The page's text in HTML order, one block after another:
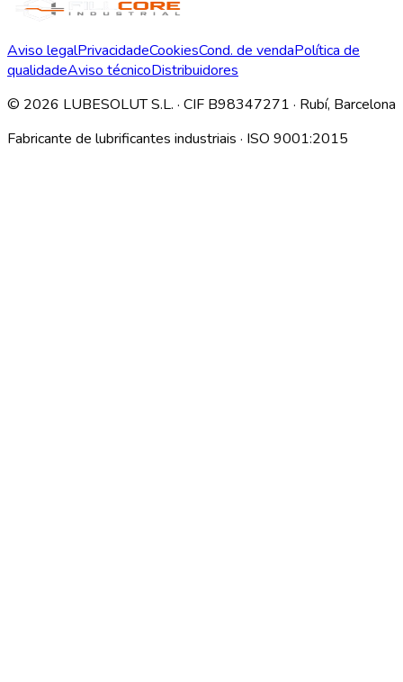
Aviso legalPrivacidadeCookiesCond. de vendaPolítica de
qualidadeAviso técnicoDistribuidores
© 2026 LUBESOLUT S.L. · CIF B98347271 · Rubí, Barcelona
Fabricante de lubrificantes industriais · ISO 9001:2015